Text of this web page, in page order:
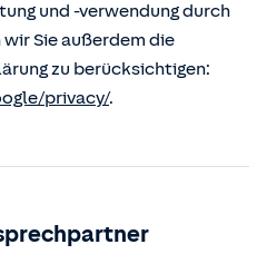
und -verwendung durch
Sie außerdem die
zu berücksichtigen:
privacy/.